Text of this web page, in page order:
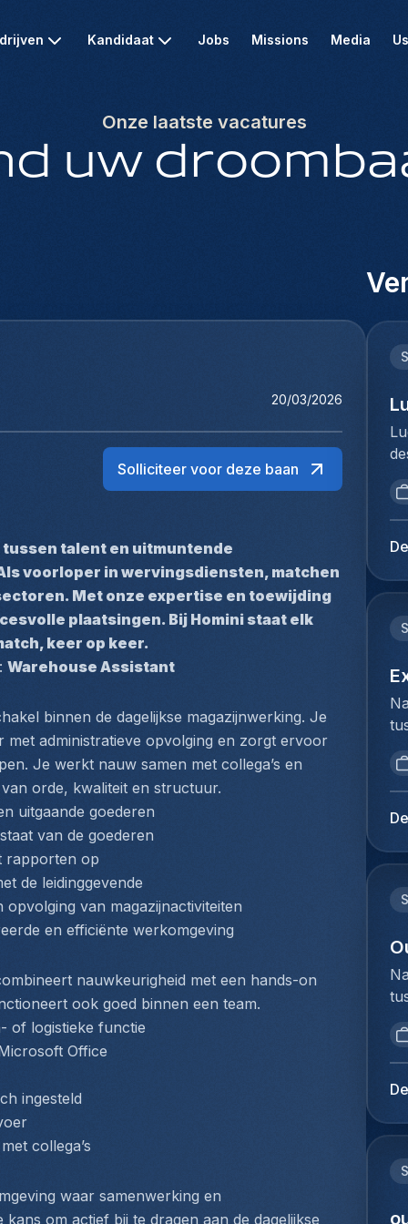
Kandidaat Jobs Missions Media
Onze laatste vacatures
uw
20/03/2026
Solliciteer voor deze baan
tussen talent en uitmuntende
voorloper in wervingsdiensten, matchen
Met onze expertise en toewijding
plaatsingen. Bij Homini staat elk
keer op keer.
Warehouse Assistant
binnen de dagelijkse magazijnwerking. Je
administratieve opvolging en zorgt ervoor
Je werkt nauw samen met collega’s en
orde, kwaliteit en structuur.
uitgaande goederen
van de goederen
rapporten op
de leidinggevende
van magazijnactiviteiten
en efficiënte werkomgeving
nauwkeurigheid met een hands-on
ook goed binnen een team.
of logistieke functie
Office
ingesteld
collega’s
waar samenwerking en
om actief bij te dragen aan de dagelijkse